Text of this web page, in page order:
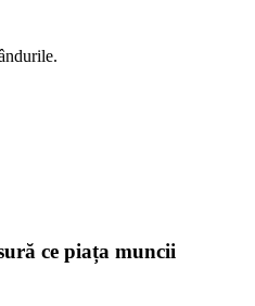
ce piața muncii